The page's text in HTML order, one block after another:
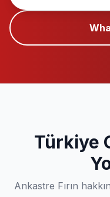
Türkiye
Ankastre Fırın